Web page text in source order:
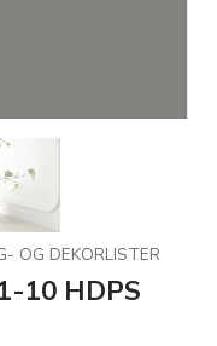
OG DEKORLISTER
10 HDPS